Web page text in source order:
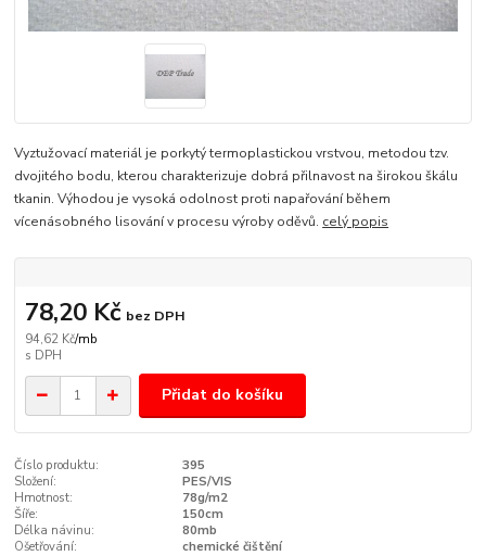
Vyztužovací materiál je porkytý termoplastickou vrstvou, metodou tzv.
dvojitého bodu, kterou charakterizuje dobrá přilnavost na širokou škálu
tkanin. Výhodou je vysoká odolnost proti napařování během
vícenásobného lisování v procesu výroby oděvů. celý popis
94,62 Kč/mb
78,20 Kč bez DPH
Přidat do košíku
Číslo produktu:
395
Složení:
PES/VIS
Hmotnost:
78g/m2
Šíře:
150cm
Délka návinu:
80mb
Ošetřování:
chemické čištění